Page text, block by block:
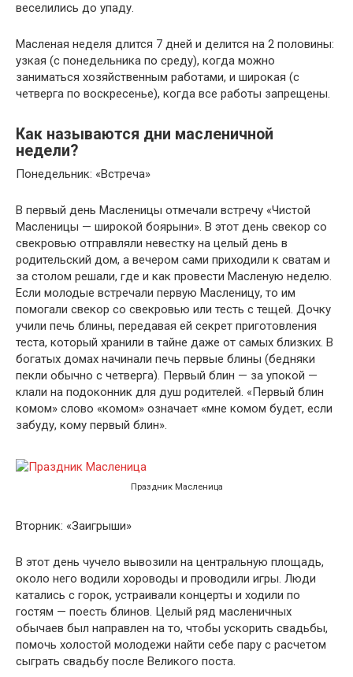
веселились до упаду.
Масленая неделя длится 7 дней и делится на 2 половины:
узкая (с понедельника по среду), когда можно
заниматься хозяйственным работами, и широкая (с
четверга по воскресенье), когда все работы запрещены.
Как называются дни масленичной
недели?
Понедельник: «Встреча»
В первый день Масленицы отмечали встречу «Чистой
Масленицы — широкой боярыни». В этот день свекор со
свекровью отправляли невестку на целый день в
родительский дом, а вечером сами приходили к сватам и
за столом решали, где и как провести Масленую неделю.
Если молодые встречали первую Масленицу, то им
помогали свекор со свекровью или тесть с тещей. Дочку
учили печь блины, передавая ей секрет приготовления
теста, который хранили в тайне даже от самых близких. В
богатых домах начинали печь первые блины (бедняки
пекли обычно с четверга). Первый блин — за упокой —
клали на подоконник для душ родителей. «Первый блин
комом» слово «комом» означает «мне комом будет, если
забуду, кому первый блин».
Праздник Масленица
Вторник: «Заигрыши»
В этот день чучело вывозили на центральную площадь,
около него водили хороводы и проводили игры. Люди
катались с горок, устраивали концерты и ходили по
гостям — поесть блинов. Целый ряд масленичных
обычаев был направлен на то, чтобы ускорить свадьбы,
помочь холостой молодежи найти себе пару с расчетом
сыграть свадьбу после Великого поста.